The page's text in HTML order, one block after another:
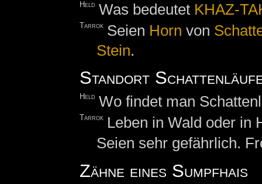
Held Was bedeutet KHAZ-
Tarrok Seien Horn von
Stein.
Standort
Held Wo findet man
Tarrok Leben in Wald oder in
Seien sehr gefährlich.
Zähne eines Sumpfhais